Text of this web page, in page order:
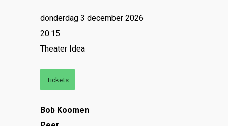
Bob Koomen
donderdag 3 december 2026
20:15
Theater Idea
Tickets